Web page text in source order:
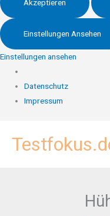
Akzeptieren
Einstellungen Ansehen
Einstellungen ansehen
Datenschutz
Impressum
Inhalt